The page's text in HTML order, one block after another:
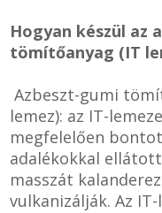
Hogyan készül az
tömítőanyag (IT
Azbeszt-gumi
lemez): az IT-
megfelelően
adalékokkal
masszát
vulkanizálják. Az